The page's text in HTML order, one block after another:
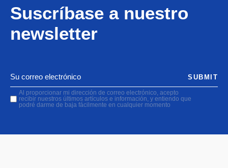
Suscríbase a nuestro
newsletter
Al proporcionar mi dirección de correo electrónico, acepto
recibir nuestros últimos artículos e información, y entiendo que
podré darme de baja fácilmente en cualquier momento
SUBMIT